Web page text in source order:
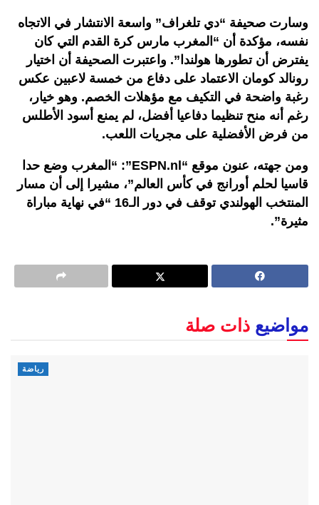
وسارت صحيفة “دي تلغراف” واسعة الانتشار في الاتجاه
نفسه، مؤكدة أن “المغرب مارس كرة القدم التي كان
يفترض أن تطورها هولندا”. واعتبرت الصحيفة أن اختيار
رونالد كومان الاعتماد على دفاع من خمسة لاعبين عكس
رغبة واضحة في التكيف مع مؤهلات الخصم. وهو خيار،
رغم أنه منح تنظيما دفاعيا أفضل، لم يمنع أسود الأطلس
من فرض الأفضلية على مجريات اللعب.
ومن جهته، عنون موقع “ESPN.nl”: “
المغرب وضع حدا
قاسيا لحلم أورانج في كأس العالم”، مشيرا إلى أن مسار
المنتخب الهولندي توقف في دور الـ16 “في نهاية مباراة
مثيرة”.
مواضيع ذات صلة
رياضة